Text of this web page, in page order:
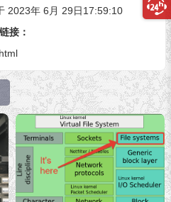
2023年 6月 29日17:59:10
接：